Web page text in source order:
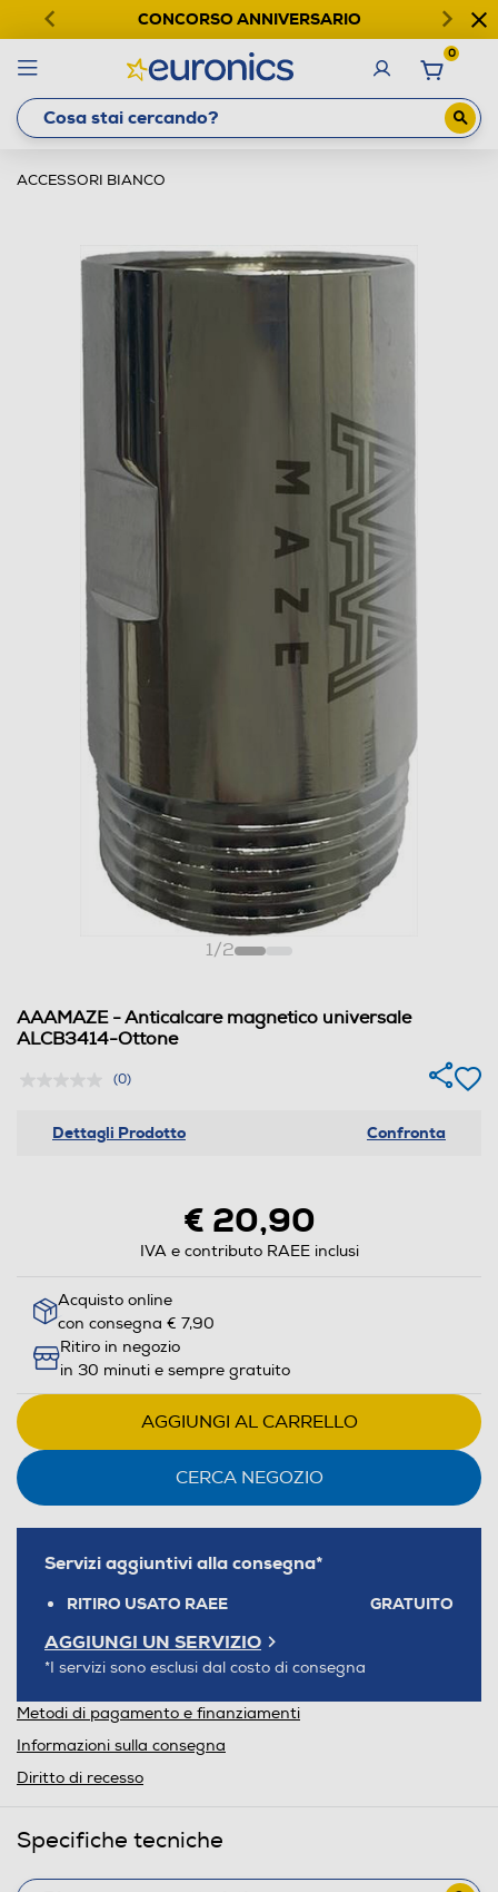
CONCORSO ANNIVERSARIO
0
ACCESSORI BIANCO
1/2
AAAMAZE - Anticalcare magnetico universale
ALCB3414-Ottone
(0)
Dettagli Prodotto Confronta
€ 20,90
IVA e contributo RAEE inclusi
Acquisto online
con consegna € 7,90
Ritiro in negozio
in 30 minuti e sempre gratuito
AGGIUNGI AL CARRELLO
CERCA NEGOZIO
Servizi aggiuntivi alla consegna*
RITIRO USATO RAEE GRATUITO
AGGIUNGI UN SERVIZIO
*I servizi sono esclusi dal costo di consegna
Metodi di pagamento e finanziamenti
Informazioni sulla consegna
Diritto di recesso
Specifiche tecniche